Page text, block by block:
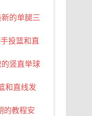
的单腿三
投篮和直
竖直举球
和直线发
的教程安